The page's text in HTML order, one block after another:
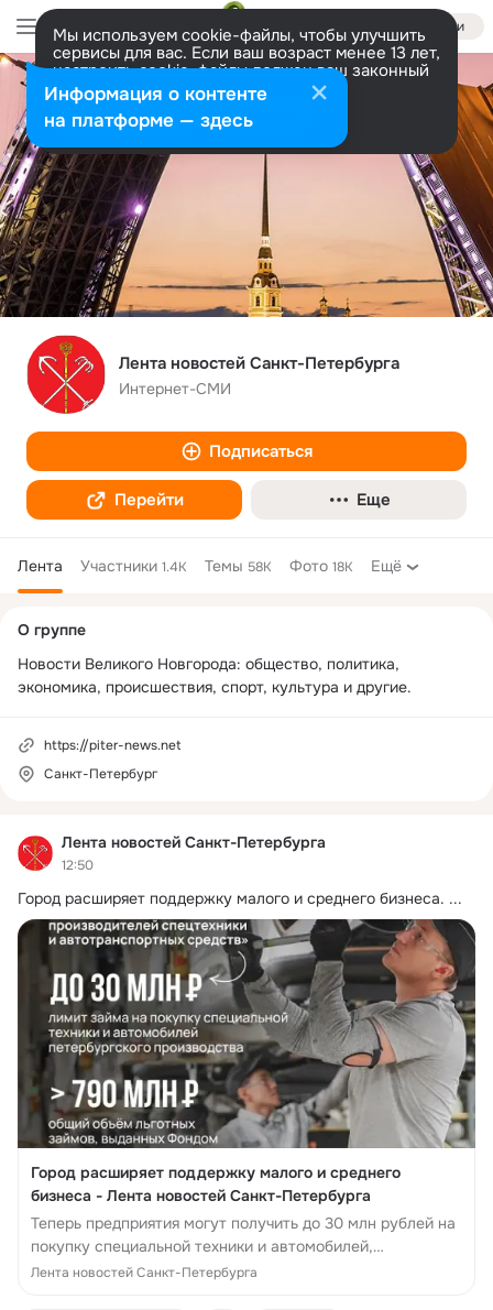
Войти
Мы используем cookie-файлы, чтобы улучшить
сервисы для вас. Если ваш возраст менее 13 лет,
настроить cookie-файлы должен ваш законный
представитель. Больше информации
Разрешить все Настроить
Лента новостей Санкт-Петербурга
Интернет-СМИ
Подписаться
Перейти Еще
Лента Участники 1.4K Темы 58K Фото 18K Ещё
Лента новостей Санкт-Петербурга
12:50
Город расширяет поддержку малого и среднего бизнеса. ...
Город расширяет поддержку малого и среднего
бизнеса - Лента новостей Санкт-Петербурга
Теперь предприятия могут получить до 30 млн рублей на
покупку специальной техники и автомобилей,
произведённых в Петербурге.Это стало возможным
Лента новостей Санкт-Петербурга
колонка
О группе
Новости Великого Новгорода: общество, политика,
экономика, происшествия, спорт, культура и другие.
https://piter-news.net
Санкт-Петербург
Информация о контенте
на платформе — здесь